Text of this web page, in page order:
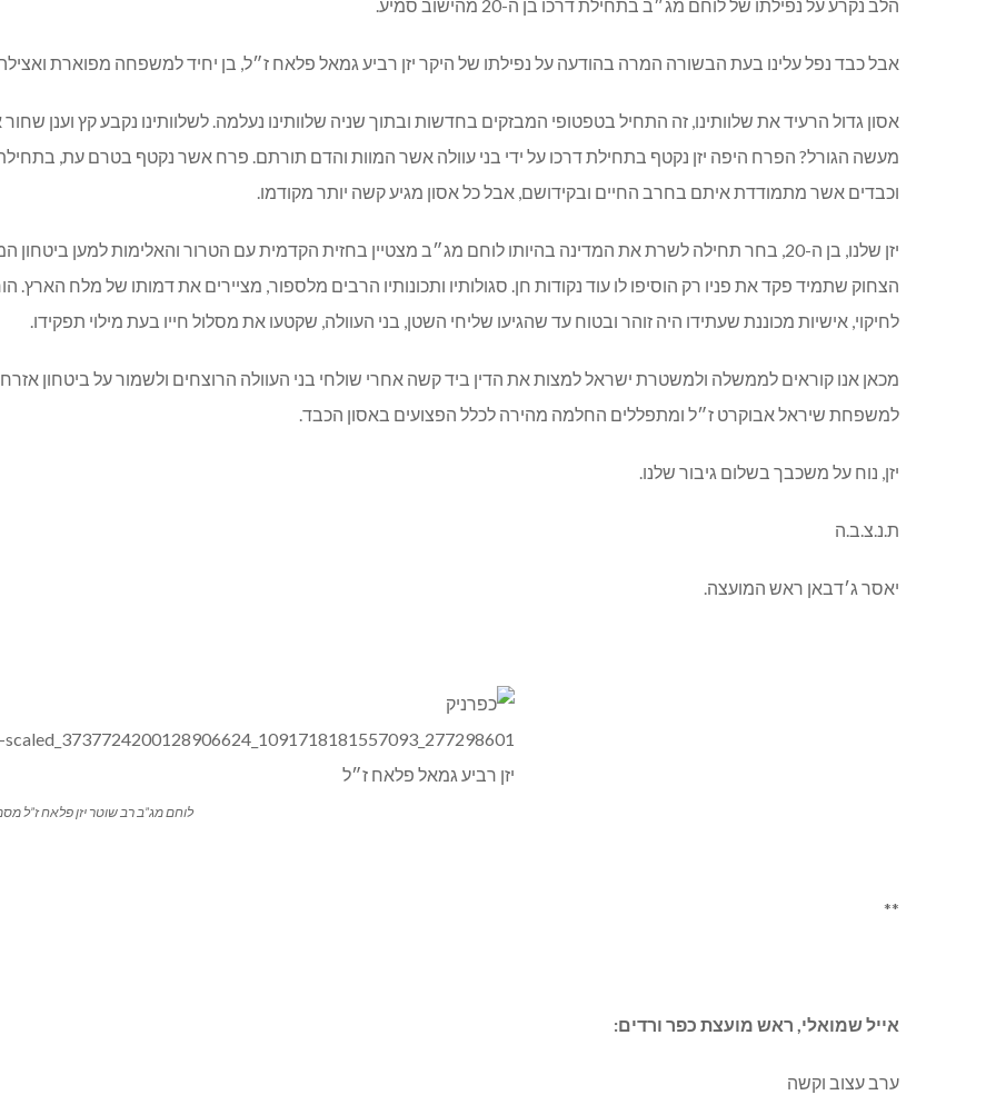
הלב נקרע על נפילתו של לוחם מג״ב בתחילת דרכו בן ה-20 מהישוב סמיע.
אבל כבד נפל עלינו בעת הבשורה המרה בהודעה על נפילתו של היקר יזן רביע גמאל פלאח ז״ל, בן יחיד למשפחה מפוארת
אסון גדול הרעיד את שלוותינו, זה התחיל בטפטופי המבזקים בחדשות ובתוך שניה שלוותינו נעלמה. לשלוותינו נקבע קץ וענן
מעשה הגורל? הפרח היפה יזן נקטף בתחילת דרכו על ידי בני עוולה אשר המוות והדם תורתם. פרח אשר נקטף בטרם עת,
וכבדים אשר מתמודדת איתם בחרב החיים ובקידושם, אבל כל אסון מגיע קשה יותר מקודמו.
יזן שלנו, בן ה-20, בחר תחילה לשרת את המדינה בהיותו לוחם מג״ב מצטיין בחזית הקדמית עם הטרור והאלימות למען
הצחוק שתמיד פקד את פניו רק הוסיפו לו עוד נקודות חן. סגולותיו ותכונותיו הרבים מלספור, מציירים את דמותו של מלח הארץ.
לחיקוי, אישיות מכוננת שעתידו היה זוהר ובטוח עד שהגיעו שליחי השטן, בני העוולה, שקטעו את מסלול חייו בעת מילוי תפקידו.
מכאן אנו קוראים לממשלה ולמשטרת ישראל למצות את הדין ביד קשה אחרי שולחי בני העוולה הרוצחים ולשמור על ביטחון
למשפחת שיראל אבוקרט ז״ל ומתפללים החלמה מהירה לכלל הפצועים באסון הכבד.
יזן, נוח על משכבך בשלום גיבור שלנו.
ת.נ.צ.ב.ה
יאסר ג׳דבאן ראש המועצה.
לוחם מג”ב רב שוטר יזן פלאח ז”ל
**
אייל שמואלי, ראש מועצת כפר ורדים:
ערב עצוב וקשה